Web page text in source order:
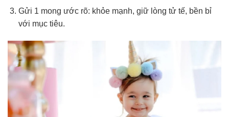
Gửi 1 mong ước rõ: khỏe mạnh, giữ lòng tử tế, bền bỉ
với mục tiêu.